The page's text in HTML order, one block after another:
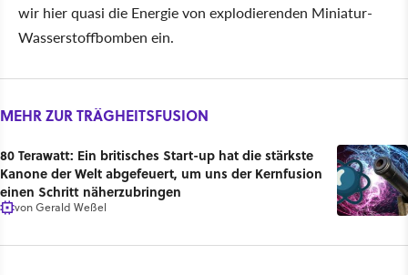
wir hier quasi die Energie von explodierenden Miniatur-
Wasserstoffbomben ein.
MEHR ZUR TRÄGHEITSFUSION
80 Terawatt: Ein britisches Start-up hat die stärkste
Kanone der Welt abgefeuert, um uns der Kernfusion
einen Schritt näherzubringen
vonGerald Weßel